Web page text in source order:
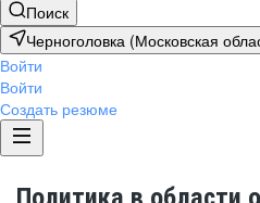
Поиск
Черноголовка (Московская
Войти
Войти
Создать резюме